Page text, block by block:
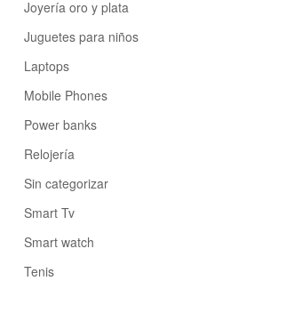
Joyería oro y plata
Juguetes para niños
Laptops
Mobile Phones
Power banks
Relojería
Sin categorizar
Smart Tv
Smart watch
Tenis